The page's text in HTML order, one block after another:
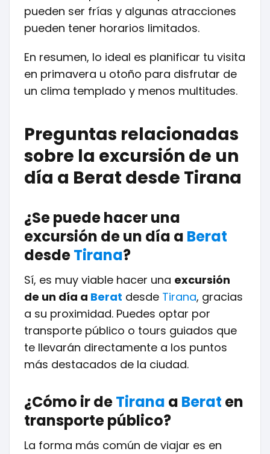
pueden ser frías y algunas atracciones
pueden tener horarios limitados.
En resumen, lo ideal es planificar tu visita
en primavera u otoño para disfrutar de
un clima templado y menos multitudes.
Preguntas relacionadas
sobre la excursión de un
día a Berat desde Tirana
¿Se puede hacer una
excursión de un día a Berat
desdeTirana?
Sí, es muy viable hacer una excursión
de un día a Berat desde Tirana, gracias
a su proximidad. Puedes optar por
transporte público o tours guiados que
te llevarán directamente a los puntos
más destacados de la ciudad.
¿Cómo ir deTirana a Berat en
transporte público?
La forma más común de viajar es en